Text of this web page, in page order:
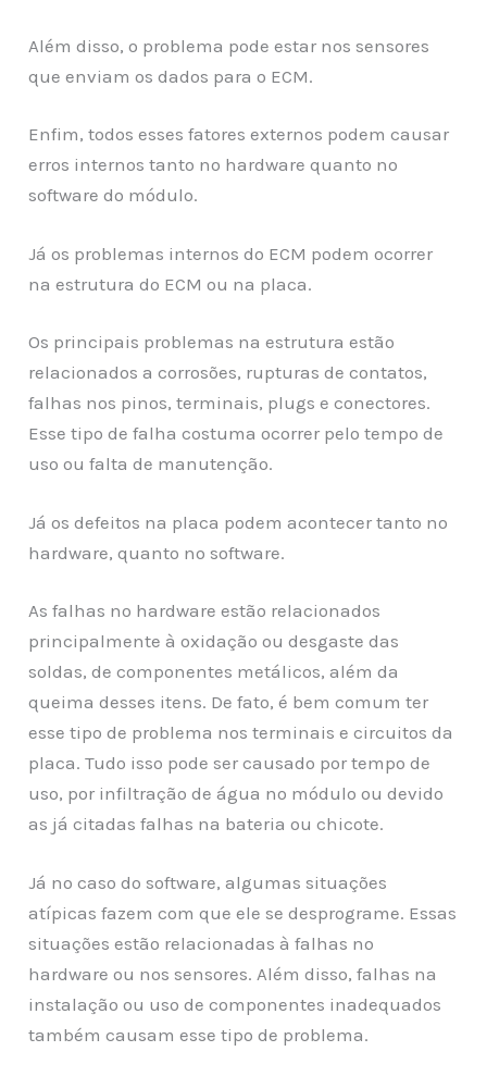
Além disso, o problema pode estar nos sensores
que enviam os dados para o ECM.
Enfim, todos esses fatores externos podem causar
erros internos tanto no hardware quanto no
software do módulo.
Já os problemas internos do ECM podem ocorrer
na estrutura do ECM ou na placa.
Os principais problemas na estrutura estão
relacionados a corrosões, rupturas de contatos,
falhas nos pinos, terminais, plugs e conectores.
Esse tipo de falha costuma ocorrer pelo tempo de
uso ou falta de manutenção.
Já os defeitos na placa podem acontecer tanto no
hardware, quanto no software.
As falhas no hardware estão relacionados
principalmente à oxidação ou desgaste das
soldas, de componentes metálicos, além da
queima desses itens. De fato, é bem comum ter
esse tipo de problema nos terminais e circuitos da
placa. Tudo isso pode ser causado por tempo de
uso, por infiltração de água no módulo ou devido
as já citadas falhas na bateria ou chicote.
Já no caso do software, algumas situações
atípicas fazem com que ele se desprograme. Essas
situações estão relacionadas à falhas no
hardware ou nos sensores. Além disso, falhas na
instalação ou uso de componentes inadequados
também causam esse tipo de problema.